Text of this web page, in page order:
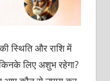
स्थिति और राशि में
लिए अशुभ रहेगा?